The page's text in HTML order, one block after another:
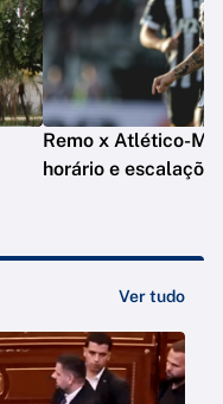
Remo x Atlético-
horário e escalações
Ver tudo